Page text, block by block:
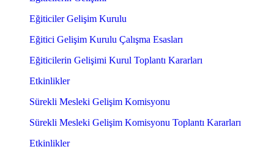
Eğiticiler Gelişim Kurulu
Eğitici Gelişim Kurulu Çalışma Esasları
Eğiticilerin Gelişimi Kurul Toplantı Kararları
Etkinlikler
Sürekli Mesleki Gelişim Komisyonu
Sürekli Mesleki Gelişim Komisyonu Toplantı Kararları
Etkinlikler